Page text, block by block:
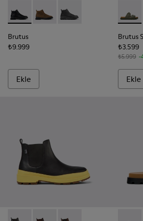
Brutus - K300444-009 - Erkek için
Brutus - K300444-006 - Erkek
Brutus - K300444-001
Brutus
₺9.999
Ekle
Brutus
₺3.599
₺5.999 -
Ekle